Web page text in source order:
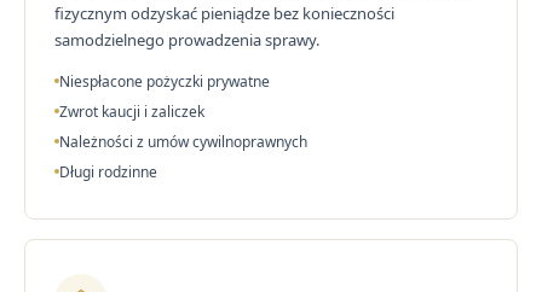
fizycznym odzyskać pieniądze bez konieczności
samodzielnego prowadzenia sprawy.
Niespłacone pożyczki prywatne
Zwrot kaucji i zaliczek
Należności z umów cywilnoprawnych
Długi rodzinne